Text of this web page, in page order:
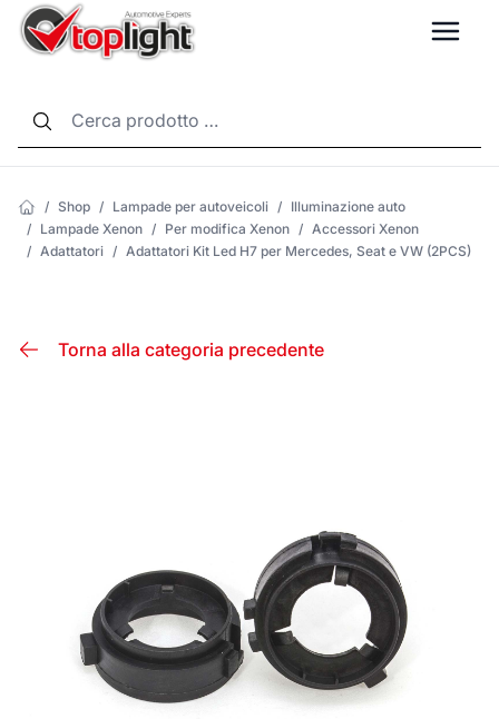
/ Shop / Lampade per autoveicoli / Illuminazione auto
/ Lampade Xenon / Per modifica Xenon / Accessori Xenon
/ Adattatori / Adattatori Kit Led H7 per Mercedes, Seat e VW (2PCS)
Torna alla categoria precedente